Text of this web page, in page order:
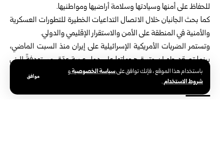
باستخدام هذا الموقع ، فإنك توافق علىسياسة الخصوصيةو
شروط الاستخدام.
موافق
للحفاظ على أمنها وسيادتها وسلامة أراضيها ومواطنيها.
كما بحث الجانبان خلال الاتصال التداعيات الخطيرة للتطورات العسكرية
والأمنية في المنطقة على الأمن والاستقرار الإقليمي والدولي.
وتستمر الضربات الأمريكية الإسرائيلية على إيران منذ السبت الماضي،
بينما تصعّد طهران وتيرة هجماتها على دول عربية عدّة، مستهدفةً البنى
التحتية ومرافق ومباني مدنية ودبلوماسية، إضافة إلى منشآت الطاقة.